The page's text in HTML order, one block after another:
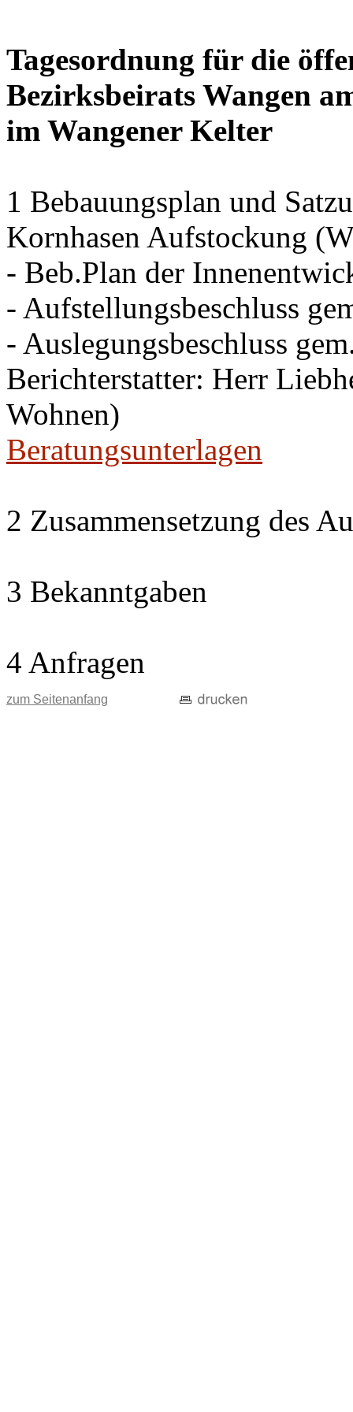
Tagesordnung für die
Bezirksbeirats Wangen
im Wangener Kelter
1 Bebauungsplan und
Kornhasen Aufstockung
- Beb.Plan der
- Aufstellungsbeschluss
- Auslegungsbeschluss
Berichterstatter: Herr
Wohnen)
Beratungsunterlagen
2 Zusammensetzung des
3 Bekanntgaben
4 Anfragen
zum Seitenanfang